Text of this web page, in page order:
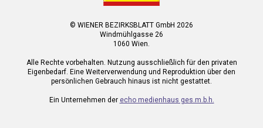
© WIENER BEZIRKSBLATT GmbH 2026
Windmühlgasse 26
1060 Wien.
Alle Rechte vorbehalten. Nutzung ausschließlich für den privaten
Eigenbedarf. Eine Weiterverwendung und Reproduktion über den
persönlichen Gebrauch hinaus ist nicht gestattet.
Ein Unternehmen der echo medienhaus ges.m.b.h.